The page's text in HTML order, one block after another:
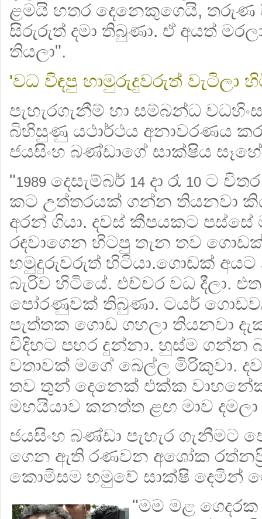
ළමයි හතර දෙනෙකුගෙයි,
සිරුරුත් දමා තිබුණා. ඒ අයත්
තියලා".
'වධ විඳපු හාමුරුදුවරුත් වැටිලා
පැහැරගැනීම් හා සම්බන්ධ
බිහිසුණු යථාර්ථය අනාවරණය
ජයසිංහ බණ්ඩාගේ සාක්ෂිය
"1989 දෙසැම්බර් 14 දා රෑ 10 ට
කට උත්තරයක් ගන්න තියනවා
අරන් ගියා. දවස් කීපයකට පස්සේ
රඳවාගෙන හිටපු තැන තව
හමුදුරුවරුත් හිටියා.ගොඩක්
බැරිව හිටියේ. එච්චර වධ දීලා.
පෝරණුවක් තිබුණා. ටයර්
පැත්තක ගොඩ ගහලා තියනවා
විදිහට පහර දුන්නා. හුස්ම ගන්න
වතාවක් මගේ බෙල්ල මිරිකුවා.
තව තුන් දෙනෙක් එක්ක
මහයියාව කනත්ත ළඟ මාව දමලා
ජයසිංහ බණ්ඩා පැහැර ගැනීමට
ගෙන ඇති රණවන අශෝක
කොමිසම හමුවේ සාක්ෂි දෙමින්
"මම මළ